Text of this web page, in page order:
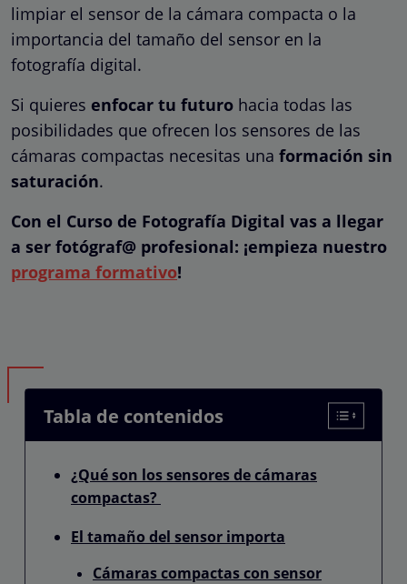
limpiar el sensor de la cámara compacta o la
importancia del tamaño del sensor en la
fotografía digital.
Si quieres enfocar tu futuro hacia todas las
posibilidades que ofrecen los sensores de las
cámaras compactas necesitas una formación sin
saturación.
Con el Curso de Fotografía Digital vas a llegar
a ser fotógraf@ profesional: ¡empieza nuestro
programa formativo!
Tabla de contenidos
¿Qué son los sensores de cámaras
compactas?
El tamaño del sensor importa
Cámaras compactas con sensor